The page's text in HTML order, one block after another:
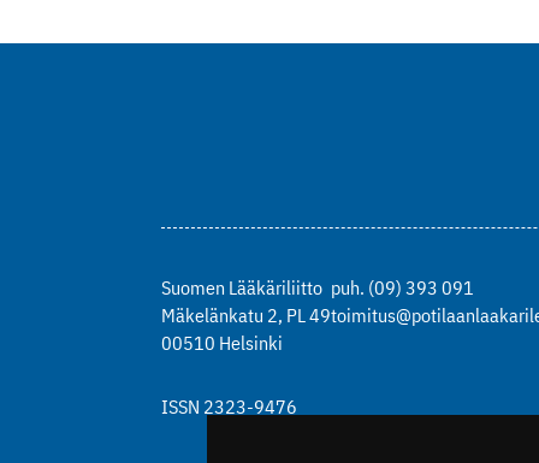
Suomen Lääkäriliitto
Mäkelänkatu 2, PL 49
00510 Helsinki
puh. (09) 393 091
ISSN 2323-9476